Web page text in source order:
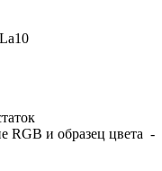
RGB и образец цвета -